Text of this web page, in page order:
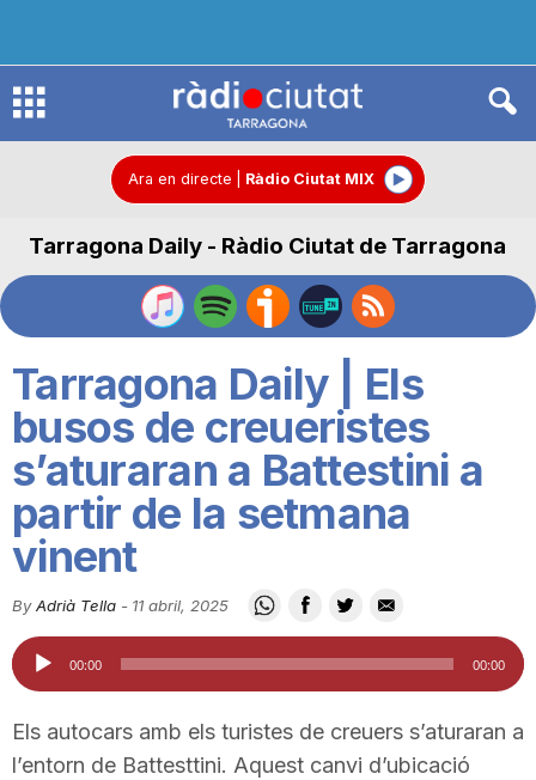
R
d
C
u
Ara en directe Ràdio Ciutat MIX
Tarragona Daily - Ràdio Ciutat de Tarragona
Tarragona Daily | Els
busos de creueristes
s’aturaran a Battestini a
partir de la setmana
vinent
By Adrià Tella - 11 abril, 2025
Reproductor
d'àudio
00:00 00:00
Els autocars amb els turistes de creuers s’aturaran a
l’entorn de Battesttini. Aquest canvi d’ubicació